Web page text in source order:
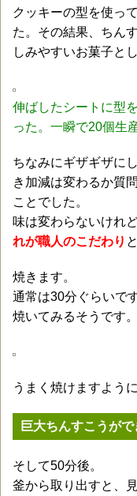
クッキーの型を使っ
た。その結果、ちん
しみやすいお菓子と
伸ばしたシートに型
った。一瞬で20個生
ちなみにギザギザに
き加減は変わるか質
ことでした。
味は変わらないけれ
れが職人のこだわり
焼きます。
通常は30分ぐらいで
焼いてみるそうです。
うまく焼けますように
巨大ちんすこうがで
そして50分後。
釜から取り出すと、